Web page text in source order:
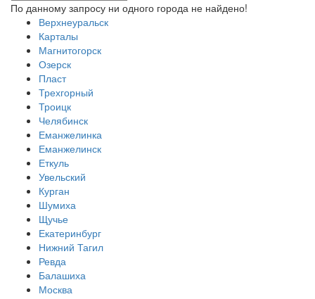
По данному запросу ни одного города не найдено!
Верхнеуральск
Карталы
Магнитогорск
Озерск
Пласт
Трехгорный
Троицк
Челябинск
Еманжелинка
Еманжелинск
Еткуль
Увельский
Курган
Шумиха
Щучье
Екатеринбург
Нижний Тагил
Ревда
Балашиха
Москва